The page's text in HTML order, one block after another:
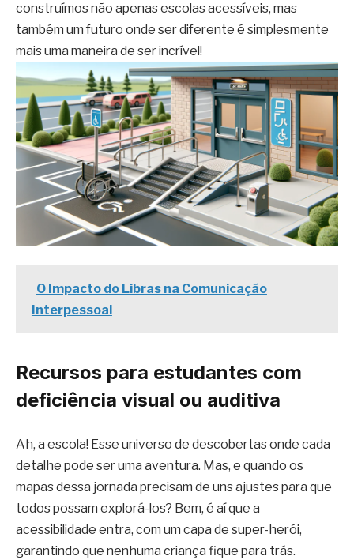
construímos não apenas escolas acessíveis, mas
também um futuro onde ser diferente é simplesmente
mais uma maneira de ser incrível!
O Impacto do Libras na Comunicação
Interpessoal
Recursos para estudantes com
deficiência visual ou auditiva
Ah, a escola! Esse universo de descobertas onde cada
detalhe pode ser uma aventura. Mas, e quando os
mapas dessa jornada precisam de uns ajustes para que
todos possam explorá-los? Bem, é aí que a
acessibilidade entra, com um capa de super-herói,
garantindo que nenhuma criança fique para trás.